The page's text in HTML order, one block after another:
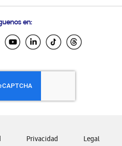
Ecuador
El Salvador
Honduras
Nicaragua
Panamá
Venezuela
en:
Privacidad Legal